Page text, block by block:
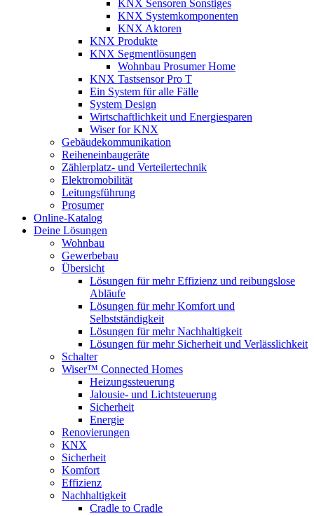
KNX Sensoren Sonstiges
KNX Systemkomponenten
KNX Aktoren
KNX Produkte
KNX Segmentlösungen
Wohnbau Prosumer Home
KNX Tastsensor Pro T
Ein System für alle Fälle
System Design
Wirtschaftlichkeit und Energiesparen
Wiser for KNX
Gebäudekommunikation
Reiheneinbaugeräte
Zählerplatz- und Verteilertechnik
Elektromobilität
Leitungsführung
Prosumer
Online-Katalog
Deine Lösungen
Wohnbau
Gewerbebau
Übersicht
Lösungen für mehr Effizienz und reibungslose
Abläufe
Lösungen für mehr Komfort und
Selbstständigkeit
Lösungen für mehr Nachhaltigkeit
Lösungen für mehr Sicherheit und Verlässlichkeit
Schalter
Wiser™ Connected Homes
Heizungssteuerung
Jalousie- und Lichtsteuerung
Sicherheit
Energie
Renovierungen
KNX
Sicherheit
Komfort
Effizienz
Nachhaltigkeit
Cradle to Cradle